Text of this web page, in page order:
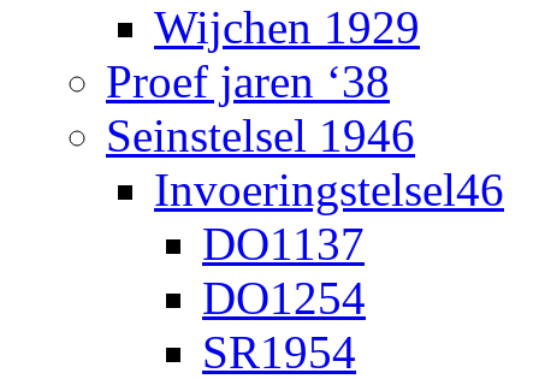
Wijchen 1929
Proef jaren ‘38
Seinstelsel 1946
Invoeringstelsel46
DO1137
DO1254
SR1954